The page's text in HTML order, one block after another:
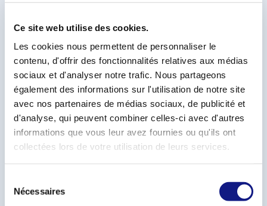
Ce site web utilise des cookies.
Les cookies nous permettent de personnaliser le
contenu, d'offrir des fonctionnalités relatives aux médias
sociaux et d'analyser notre trafic. Nous partageons
également des informations sur l'utilisation de notre site
avec nos partenaires de médias sociaux, de publicité et
d'analyse, qui peuvent combiner celles-ci avec d'autres
informations que vous leur avez fournies ou qu'ils ont
collectées lors de votre utilisation de leurs services.
Nécessaires
formation, linguistique, jeunesse), de mesures
concernant le temps de travail (aménagement
personnel du temps de travail, congé sans solde
pour formation) et de subsides spécifiques.
Les séances d’information se dérouleront le:
Lundi 16 mai 2022 en luxembourgeois
19h30);
à la Chambre des salariés 2 - 4 rue Pierre Hentges, L-
1726 Luxembourg. Elles sont organisées en présentiel